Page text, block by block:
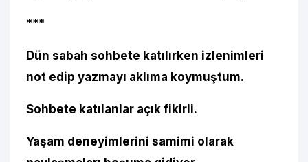
***
Dün sabah sohbete katılırken izlenimleri
not edip yazmayı aklıma koymuştum.
Sohbete katılanlar açık fikirli.
Yaşam deneyimlerini samimi olarak